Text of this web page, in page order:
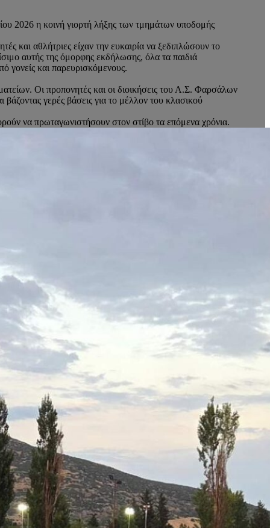
2026 η κοινή γιορτή λήξης των τμημάτων υποδομής
και αθλήτριες είχαν την ευκαιρία να ξεδιπλώσουν το
αυτής της όμορφης εκδήλωσης, όλα τα παιδιά
γονείς και παρευρισκόμενους.
Οι προπονητές και οι διοικήσεις του Α.Σ. Φαρσάλων
γερές βάσεις για το μέλλον του κλασικού
να πρωταγωνιστήσουν στον στίβο τα επόμενα χρόνια.